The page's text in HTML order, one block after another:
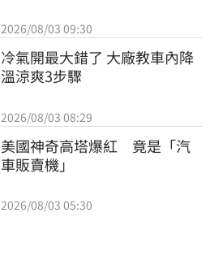
2026/08/03 09:30
冷氣開最大錯了 大廠教車內降
溫涼爽3步驟
2026/08/03 08:29
美國神奇高塔爆紅　竟是「汽
車販賣機」
2026/08/03 05:30